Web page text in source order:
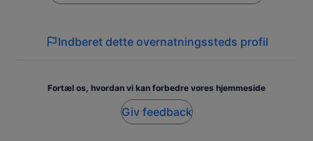
Indberet dette overnatningssteds profil
Fortæl os, hvordan vi kan forbedre vores hjemmeside
Giv feedback